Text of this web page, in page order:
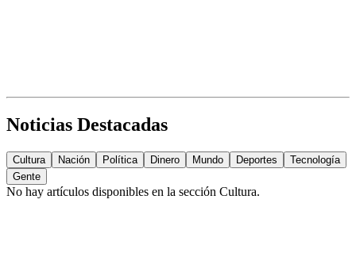
Noticias Destacadas
Cultura Nación Política Dinero Mundo Deportes
Tecnología
Gente
No hay artículos disponibles en la sección Cultura.